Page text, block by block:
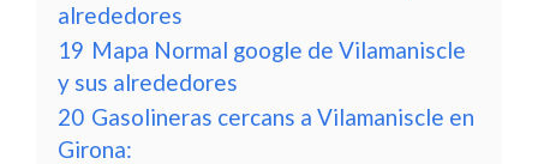
alrededores
19 Mapa Normal google de Vilamaniscle
y sus alrededores
20 Gasolineras cercans a Vilamaniscle en
Girona: